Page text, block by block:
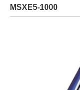
MSXE5-1000